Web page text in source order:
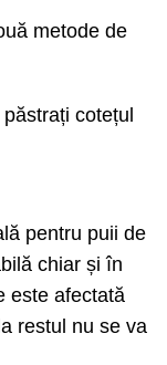
metode de
cotețul
pentru puii de
chiar și în
este afectată
restul nu se va